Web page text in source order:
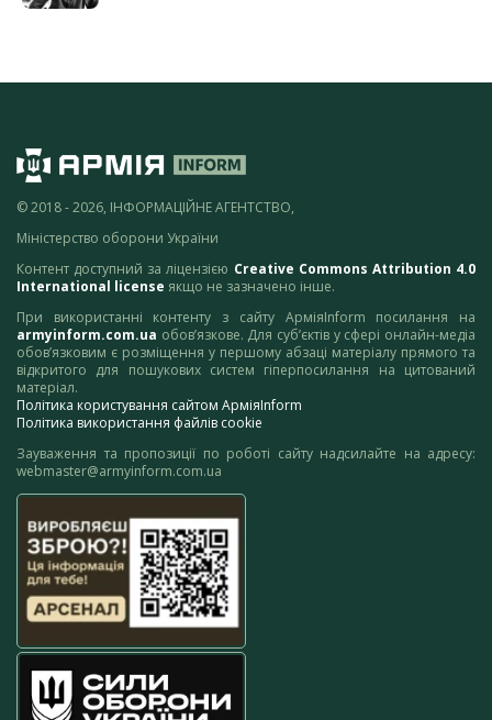
© 2018 - 2026, ІНФОРМАЦІЙНЕ АГЕНТСТВО,
Міністерство оборони України
Контент доступний за ліцензією Creative Commons Attribution 4.0
International license якщо не зазначено інше.
При використанні контенту з сайту АрміяInform посилання на
armyinform.com.ua обов’язкове. Для суб’єктів у сфері онлайн-медіа
обов’язковим є розміщення у першому абзаці матеріалу прямого та
відкритого для пошукових систем гіперпосилання на цитований
матеріал.
Політика користування сайтом АрміяInform
Політика використання файлів cookie
Зауваження та пропозиції по роботі сайту надсилайте на адресу:
webmaster@armyinform.com.ua